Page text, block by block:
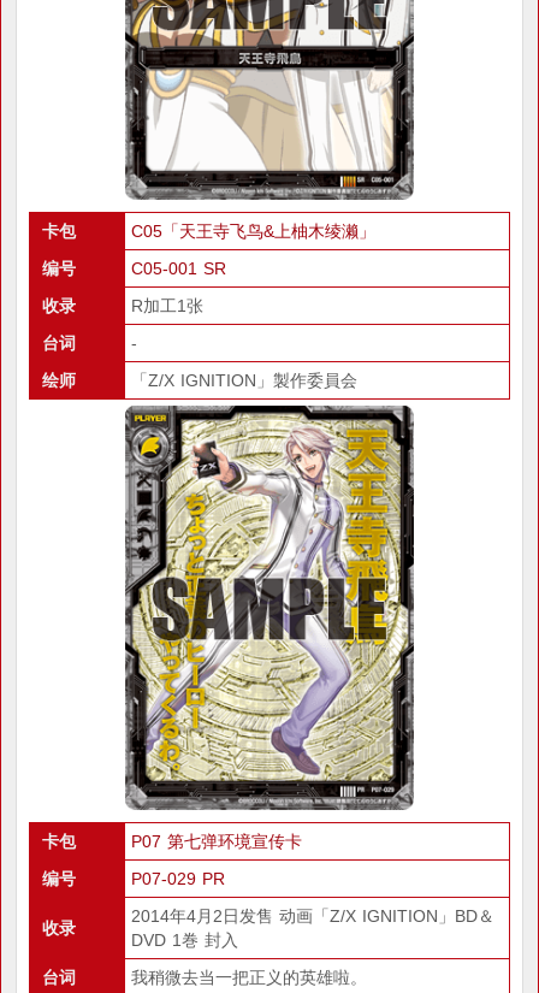
卡包
C05「天王寺飞鸟&上柚木绫濑」
编号
C05-001 SR
收录
R加工1张
台词
-
绘师
「Z/X IGNITION」製作委員会
卡包
P07 第七弹环境宣传卡
编号
P07-029 PR
收录
2014年4月2日发售 动画「Z/X IGNITION」BD＆
DVD 1巻 封入
台词
我稍微去当一把正义的英雄啦。